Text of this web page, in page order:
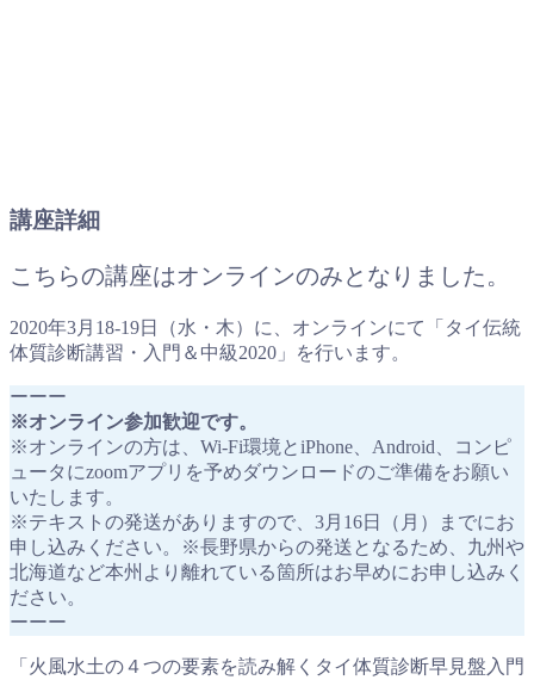
講座詳細
こちらの講座はオンラインのみとなりました。
2020年3月18-19日（水・木）に、オンラインにて「タイ伝統
体質診断講習・入門＆中級2020」を行います。
ーーー
※オンライン参加歓迎です。
※オンラインの方は、Wi-Fi環境とiPhone、Android、コンピ
ュータにzoomアプリを予めダウンロードのご準備をお願い
いたします。
※テキストの発送がありますので、3月16日（月）までにお
申し込みください。※長野県からの発送となるため、九州や
北海道など本州より離れている箇所はお早めにお申し込みく
ださい。
ーーー
「火風水土の４つの要素を読み解くタイ体質診断早見盤入門